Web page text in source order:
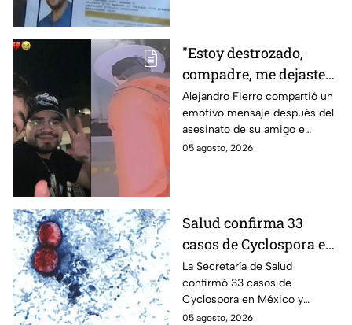
"Estoy destrozado,
compadre, me dejaste":
Así reaccionó
Alejandro Fierro al
asesinato del
influencer César
Alejandro Fierro compartió un
emotivo mensaje después del
asesinato de su amigo e
influencer César Gastélum;
05 agosto, 2026
Salud confirma 33
casos de Cyclospora en
México: ¿en qué estado
se reportan los brotes
de diarrea explosiva?
La Secretaría de Salud
confirmó 33 casos de
Cyclospora en México y
mantiene investigaciones en
05 agosto, 2026